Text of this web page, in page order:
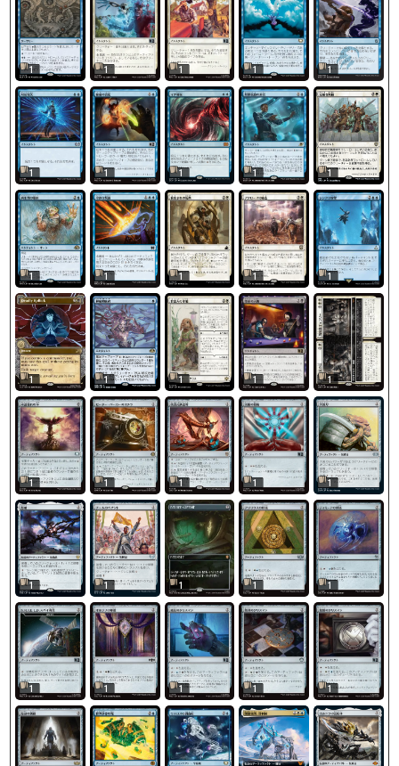
1 1 1 1 1
1 1 1 1 1
1 1 1 1 1
1 1 1 1 1
1 1 1 1 1
1 1 1 1 1
1 1 1 1 1